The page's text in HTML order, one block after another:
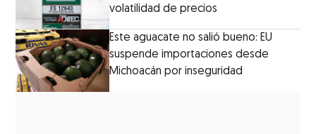
volatilidad de precios
Este aguacate no salió bueno: EU
suspende importaciones desde
Michoacán por inseguridad